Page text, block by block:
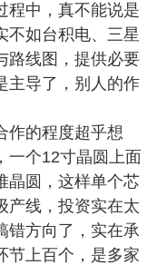
程中，真不能说是
不如台积电、三星
路线图，提供必要
主导了，别人的作
作的程度超乎想
一个12寸晶圆上面
晶圆，这样单个芯
产线，投资实在太
错方向了，实在承
节上百个，是多家